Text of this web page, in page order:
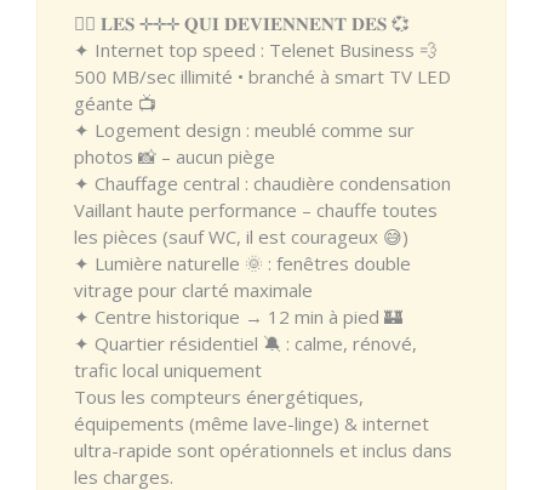
❤️‍🔥 𝐋𝐄𝐒 ✛✛✛ 𝐐𝐔𝐈 𝐃𝐄𝐕𝐈𝐄𝐍𝐍𝐄𝐍𝐓 𝐃𝐄𝐒 💞
✦ Internet top speed : Telenet Business 💨
500 MB/sec illimité • branché à smart TV LED
géante 📺
✦ Logement design : meublé comme sur
photos 📸 – aucun piège
✦ Chauffage central : chaudière condensation
Vaillant haute performance – chauffe toutes
les pièces (sauf WC, il est courageux 😅)
✦ Lumière naturelle 🌞 : fenêtres double
vitrage pour clarté maximale
✦ Centre historique → 12 min à pied 🏰
✦ Quartier résidentiel 🔕 : calme, rénové,
trafic local uniquement
Tous les compteurs énergétiques,
équipements (même lave-linge) & internet
ultra-rapide sont opérationnels et inclus dans
les charges.